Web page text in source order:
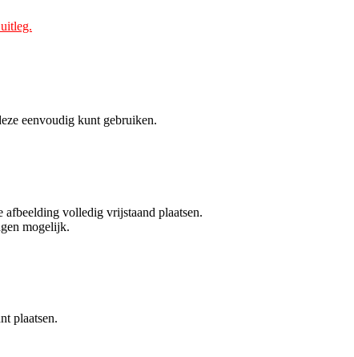
eenvoudig kunt gebruiken.
volledig vrijstaand plaatsen.
mogelijk.
plaatsen.